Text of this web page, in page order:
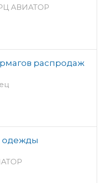
АВИАТОР
распродаж
одежды